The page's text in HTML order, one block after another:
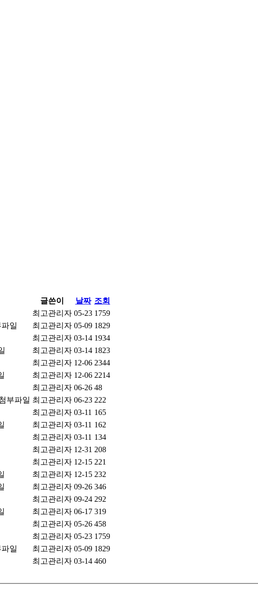
글쓴이 날짜 조회
최고관리자 05-23 1759
최고관리자 05-09 1829
최고관리자 03-14 1934
최고관리자 03-14 1823
최고관리자 12-06 2344
최고관리자 12-06 2214
최고관리자 06-26 48
최고관리자 06-23 222
최고관리자 03-11 165
최고관리자 03-11 162
최고관리자 03-11 134
최고관리자 12-31 208
최고관리자 12-15 221
최고관리자 12-15 232
최고관리자 09-26 346
최고관리자 09-24 292
최고관리자 06-17 319
최고관리자 05-26 458
최고관리자 05-23 1759
최고관리자 05-09 1829
최고관리자 03-14 460